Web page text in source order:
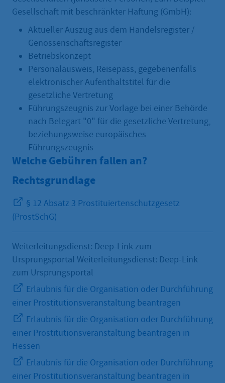
Gesellschaft mit beschränkter Haftung (GmbH):
Aktueller Auszug aus dem Handelsregister /
Genossenschaftsregister
Betriebskonzept
Personalausweis, Reisepass, gegebenenfalls
elektronischer Aufenthaltstitel für die
gesetzliche Vertretung
Führungszeugnis zur Vorlage bei einer Behörde
nach Belegart "0" für die gesetzliche Vertretung,
beziehungsweise europäisches
Führungszeugnis
Welche Gebühren fallen an?
Rechtsgrundlage
§ 12 Absatz 3 Prostituiertenschutzgesetz
(ProstSchG)
Weiterleitungsdienst: Deep-Link zum
Ursprungsportal Weiterleitungsdienst: Deep-Link
zum Ursprungsportal
Erlaubnis für die Organisation oder Durchführung
einer Prostitutionsveranstaltung beantragen
Erlaubnis für die Organisation oder Durchführung
einer Prostitutionsveranstaltung beantragen in
Hessen
Erlaubnis für die Organisation oder Durchführung
einer Prostitutionsveranstaltung beantragen in